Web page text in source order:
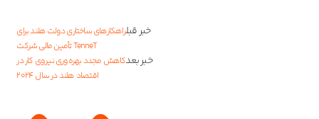
خبر قبلراهکارهای ساختاری دولت هلند برای
تأمین مالی شرکت TenneT
خبر بعدکاهش مجدد بهره‌وری نیروی کار در
اقتصاد هلند در سال ۲۰۲۴